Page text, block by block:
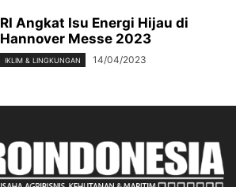
RI Angkat Isu Energi Hijau di
Hannover Messe 2023
IKLIM & LINGKUNGAN 14/04/2023